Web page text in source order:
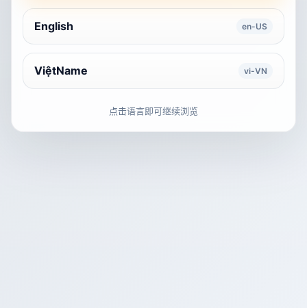
English en-US
ViệtName vi-VN
点击语言即可继续浏览